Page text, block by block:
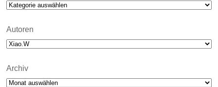
eKategorien
Autoren
Archiv
Archiv